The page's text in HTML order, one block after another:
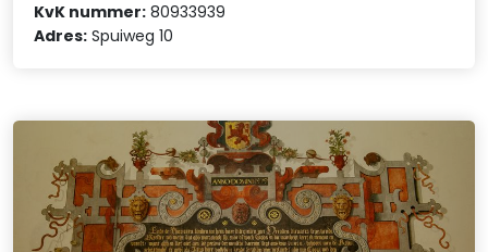
KvK nummer: 80933939
Adres: Spuiweg 10